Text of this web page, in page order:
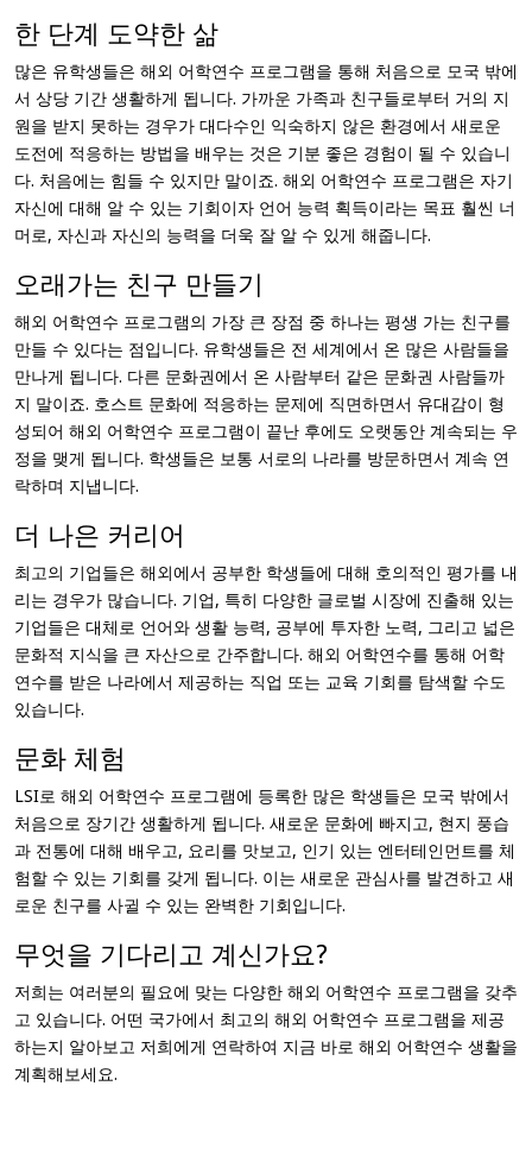
한 단계 도약한 삶
많은 유학생들은 해외 어학연수 프로그램을 통해 처음으로 모국 밖에
서 상당 기간 생활하게 됩니다. 가까운 가족과 친구들로부터 거의 지
원을 받지 못하는 경우가 대다수인 익숙하지 않은 환경에서 새로운
도전에 적응하는 방법을 배우는 것은 기분 좋은 경험이 될 수 있습니
다. 처음에는 힘들 수 있지만 말이죠. 해외 어학연수 프로그램은 자기
자신에 대해 알 수 있는 기회이자 언어 능력 획득이라는 목표 훨씬 너
머로, 자신과 자신의 능력을 더욱 잘 알 수 있게 해줍니다.
오래가는 친구 만들기
해외 어학연수 프로그램의 가장 큰 장점 중 하나는 평생 가는 친구를
만들 수 있다는 점입니다. 유학생들은 전 세계에서 온 많은 사람들을
만나게 됩니다. 다른 문화권에서 온 사람부터 같은 문화권 사람들까
지 말이죠. 호스트 문화에 적응하는 문제에 직면하면서 유대감이 형
성되어 해외 어학연수 프로그램이 끝난 후에도 오랫동안 계속되는 우
정을 맺게 됩니다. 학생들은 보통 서로의 나라를 방문하면서 계속 연
락하며 지냅니다.
더 나은 커리어
최고의 기업들은 해외에서 공부한 학생들에 대해 호의적인 평가를 내
리는 경우가 많습니다. 기업, 특히 다양한 글로벌 시장에 진출해 있는
기업들은 대체로 언어와 생활 능력, 공부에 투자한 노력, 그리고 넓은
문화적 지식을 큰 자산으로 간주합니다. 해외 어학연수를 통해 어학
연수를 받은 나라에서 제공하는 직업 또는 교육 기회를 탐색할 수도
있습니다.
문화 체험
LSI로 해외 어학연수 프로그램에 등록한 많은 학생들은 모국 밖에서
처음으로 장기간 생활하게 됩니다. 새로운 문화에 빠지고, 현지 풍습
과 전통에 대해 배우고, 요리를 맛보고, 인기 있는 엔터테인먼트를 체
험할 수 있는 기회를 갖게 됩니다. 이는 새로운 관심사를 발견하고 새
로운 친구를 사귈 수 있는 완벽한 기회입니다.
무엇을 기다리고 계신가요?
저희는 여러분의 필요에 맞는 다양한 해외 어학연수 프로그램을 갖추
고 있습니다. 어떤 국가에서 최고의 해외 어학연수 프로그램을 제공
하는지 알아보고 저희에게 연락하여 지금 바로 해외 어학연수 생활을
계획해보세요.